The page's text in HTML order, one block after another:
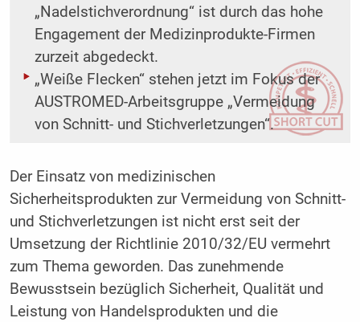
„Nadelstichverordnung“ ist durch das hohe
Engagement der Medizinprodukte-Firmen
zurzeit abgedeckt.
„Weiße Flecken“ stehen jetzt im Fokus der
AUSTROMED-­Arbeitsgruppe „Vermeidung
von Schnitt- und Stichverletzungen“.
Der Einsatz von medizinischen
Sicherheitsprodukten zur Vermeidung von Schnitt-
und Stichverletzungen ist nicht erst seit der
Umsetzung der Richtlinie 2010/32/EU vermehrt
zum Thema geworden. Das zunehmende
Bewusstsein bezüglich Sicherheit, Qualität und
Leistung von Handelsprodukten und die